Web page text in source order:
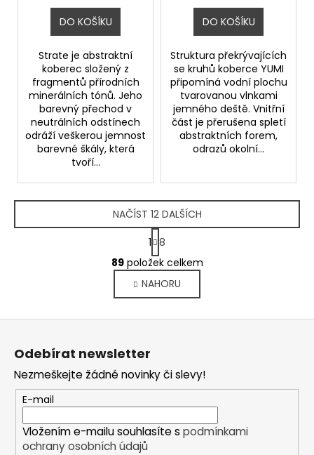
DO KOŠÍKU
Strate je abstraktní
koberec složený z
fragmentů přírodních
minerálních tónů. Jeho
barevný přechod v
neutrálních odstínech
odráží veškerou jemnost
barevné škály, která
tvoří...
DO KOŠÍKU
Struktura překrývajících
se kruhů koberce YUMI
připomíná vodní plochu
tvarovanou vlnkami
jemného deště. Vnitřní
část je přerušena spletí
abstraktních forem,
odrazů okolní...
O
v
l
á
d
p
r
v
k
y
NAČÍST 12 DALŠÍCH
S
t
r
á
n
k
o
í
1 8
89položek celkem
NAHORU
Odebírat newsletter
Nezmeškejte žádné novinky či slevy!
E-mail
Vložením e-mailu souhlasíte s podmínkami
ochrany osobních údajů